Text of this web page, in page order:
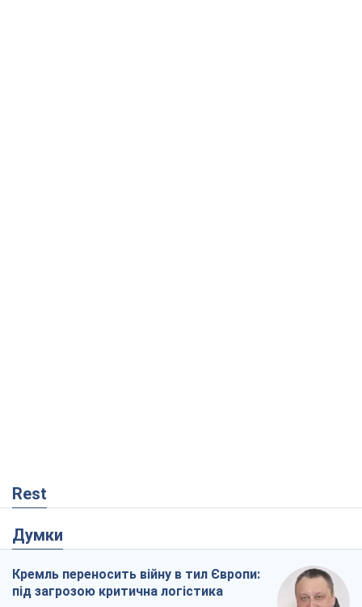
Rest
Думки
Кремль переносить війну в тил Європи:
під загрозою критична логістика